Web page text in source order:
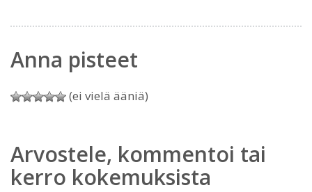
Anna pisteet
(ei vielä ääniä)
Arvostele, kommentoi tai
kerro kokemuksista